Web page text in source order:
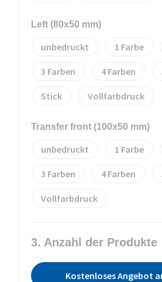
Left (80x50 mm)
unbedruckt 1
3 4
Stick Vollfarbdruck
Transfer front (100x50 mm)
unbedruckt 1
3 4
Vollfarbdruck
3. Anzahl der Produkte
Kostenloses Angebot